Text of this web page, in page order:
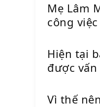
Mẹ Lâm
công
Hiện tại
được vấn
Vì thế